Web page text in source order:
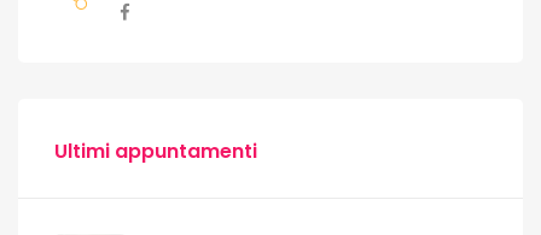
Ultimi appuntamenti